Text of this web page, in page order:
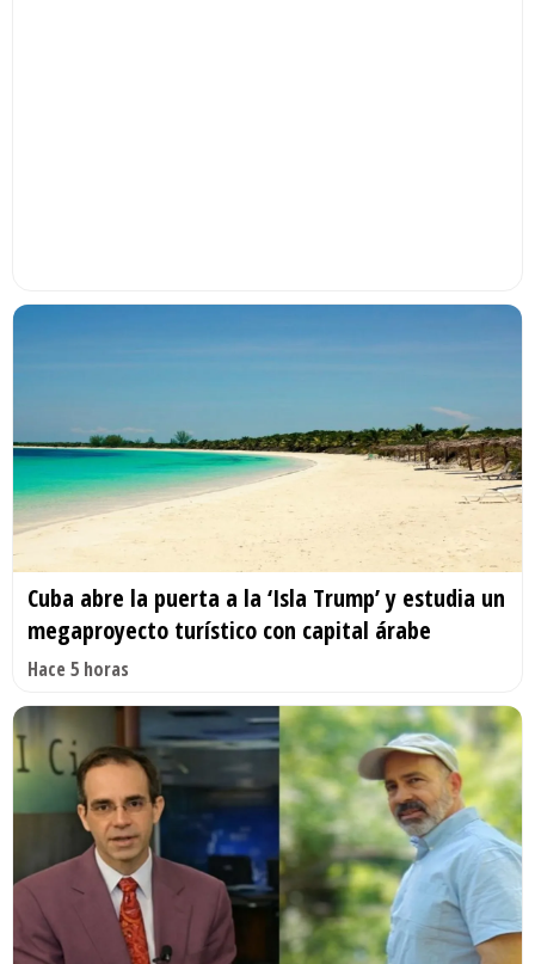
Cuba abre la puerta a la ‘Isla Trump’ y estudia un
megaproyecto turístico con capital árabe
Hace 5 horas